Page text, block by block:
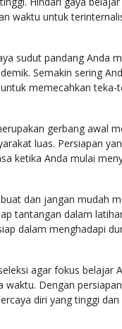
waktu untuk
sudut pandang Anda
Semakin sering
memecahkan teka-
gerbang awal
luas. Persiapan
ketika Anda mulai
dan jangan mudah
tantangan dalam
dalam menghadapi
agar fokus belajar
Dengan
diri yang tinggi